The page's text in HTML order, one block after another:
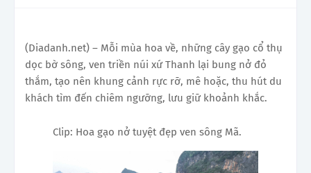
(Diadanh.net) – Mỗi mùa hoa về, những cây gạo cổ thụ
dọc bờ sông, ven triền núi xứ Thanh lại bung nở đỏ
thắm, tạo nên khung cảnh rực rỡ, mê hoặc, thu hút du
khách tìm đến chiêm ngưỡng, lưu giữ khoảnh khắc.
Clip: Hoa gạo nở tuyệt đẹp ven sông Mã.